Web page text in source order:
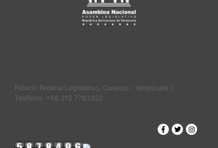
Palacio Federal Legislativo, Caracas - Venezuela /
Teléfono: +58 212 7783322